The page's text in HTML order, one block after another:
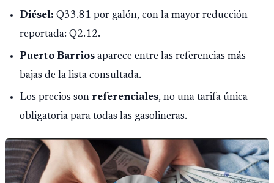
Diésel: Q33.81 por galón, con la mayor reducción
reportada: Q2.12.
Puerto Barrios aparece entre las referencias más
bajas de la lista consultada.
Los precios son referenciales, no una tarifa única
obligatoria para todas las gasolineras.